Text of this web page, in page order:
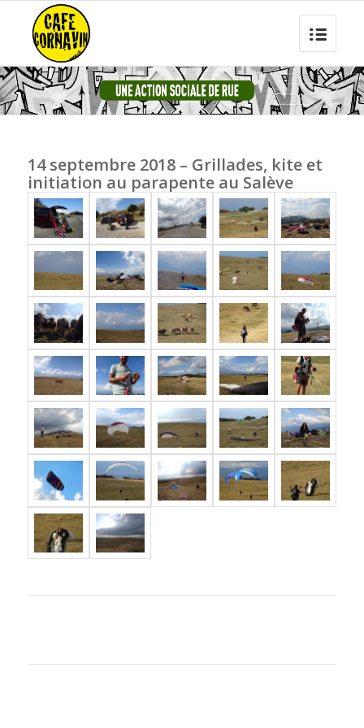
14 septembre 2018 – Grillades, kite et
initiation au parapente au Salève